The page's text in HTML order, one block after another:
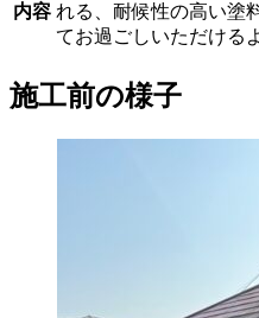
内容 れる、耐候性の高い塗
てお過ごしいただける
施工前の様子